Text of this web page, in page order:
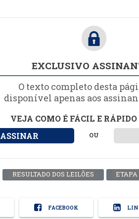
EXCLUSIVO
O texto completo desta
disponível apenas aos
VEJA COMO É FÁCIL E
ASSINAR
OU
RESULTADO DOS LEILÕES ETAPA
FACEBOOK